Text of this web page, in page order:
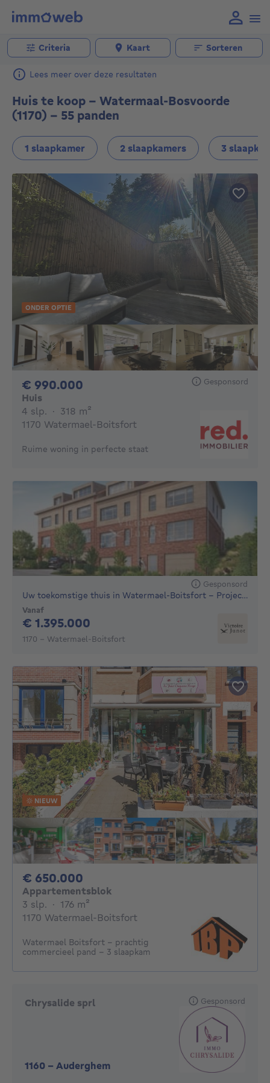
Criteria Kaart Sorteren
Lees meer over deze resultaten
Huis te koop - Watermaal-Bosvoorde
(1170) - 55 panden
1 slaapkamer 2 slaapkamers 3
ONDER OPTIE
€ 990.000 Gesponsord
Huis
4 slp. 4 slaapkamers
· 318 m²
1170 Watermael-Boitsfort
Ruime woning in perfecte staat
Gesponsord
Uw toekomstige thuis in Watermael-Boitsfort – Project van 4
Vanaf
€ 1.395.000
1170 - Watermael-Boitsfort
NIEUW
€ 650.000
Appartementsblok
3 slp. 3 slaapkamers
· 176 m²
1170 Watermael-Boitsfort
Watermael Boitsfort - prachtig
commercieel pand - 3 slaapkam
Chrysalide sprl
1160 - Auderghem
Gesponsord